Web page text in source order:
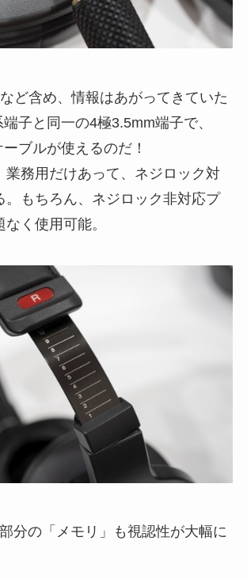
ど含め、情報はあがってきていた
子と同一の4極3.5mm端子で、
ブルが使えるのだ！
業務用だけあって、ネジロック対
。もちろん、ネジロック非対応プ
く使用可能。
分の「メモリ」も視認性が大幅に